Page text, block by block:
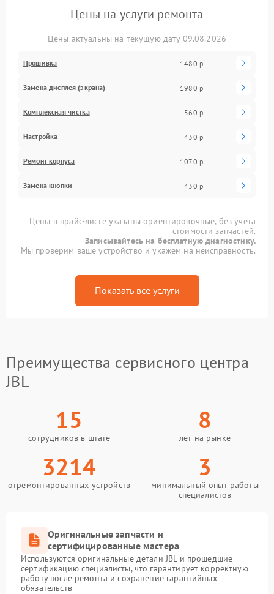
Цены на услуги ремонта
Цены актуальны на текущую дату 09.08.2026
Прошивка 1480 р
Замена дисплея (экрана) 1980 р
Комплексная чистка 560 р
Настройка 430 р
Ремонт корпуса 1070 р
Замена кнопки 430 р
Цены в прайс-листе указаны ориентировочные, без учета
стоимости запчастей.
Записывайтесь на бесплатную диагностику.
Мы проверим ваше устройство и укажем на неисправность.
Показать все услуги
Преимущества сервисного центра
JBL
15
сотрудников в штате
8
лет на рынке
3214
отремонтированных устройств
3
минимальный опыт работы
специалистов
Оригинальные запчасти и
сертифицированные мастера
Используются оригинальные детали JBL и прошедшие
сертификацию специалисты, что гарантирует корректную
работу после ремонта и сохранение гарантийных
обязательств